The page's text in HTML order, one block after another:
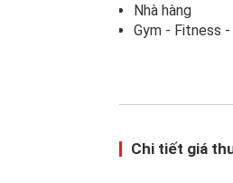
Nhà hàng
Gym - Fitness -
Chi tiết giá